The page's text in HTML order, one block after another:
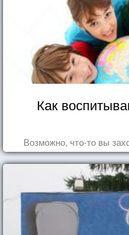
Как
Возможно, что-то вы